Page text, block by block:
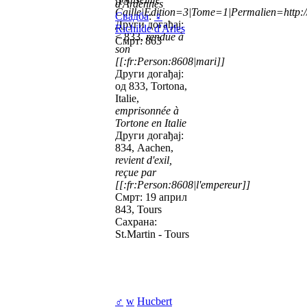
Други догађај:
< 833,rendue à
son
[[:fr:Person:8608|mari]]
Други догађај:
од 833, Tortona,
Italie,
emprisonnée à
Tortone en Italie
Други догађај:
834, Aachen,
revient d'exil,
reçue par
[[:fr:Person:8608|l'empereur]]
Смрт: 19 април
843, Tours
Сахрана:
St.Martin - Tours
d'Ardennes
Свадба:♀
Richilde d'Arles
Смрт: 863
♂ w Hucbert